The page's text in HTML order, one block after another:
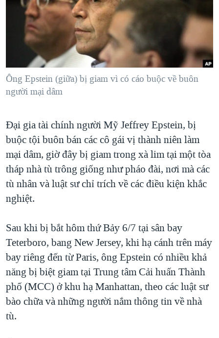
"Tìm"NGƯỜI VIỆT HẢI NGOẠI
ĐỜI SỐNG
KINH TẾ
KHOA HỌC
SỨC KHOẺ
VĂN HOÁ
TẠI
HÀNH TRÌNH BẦU CỬ 2024
MỘT NĂM CHIẾN TRANH TẠI DẢI GAZA
GIẢI MÃ VÀNH ĐAI & CON ĐƯỜNG
TRỊNH VĨNH BÌNH - NGƯỜI HẠ 'BÊN THẮNG CUỘC'
CHI PHÍ CHIẾN TRANH AFGHANISTAN
CÁC GIÁ TRỊ CỘNG HÒA Ở VIỆT NAM
THƯỢNG ĐỈNH TRUMP-KIM TẠI VIỆT NAM
TRỊNH VĨNH BÌNH VS. CHÍNH PHỦ VIỆT NAM
NGƯ DÂN VIỆT VÀ LÀN SÓNG TRỘM HẢI SÂM
QUAN HỆ VIỆT MỸ
VIDEO
NGHE
MẠNG XÃ HỘI
Ngôn ngữ khác
Ông Epstein (giữa) bị giam vì có cáo buộc về buôn
người mại dâm
Đại gia tài chính người Mỹ Jeffrey Epstein, bị
buộc tội buôn bán các cô gái vị thành niên làm
mại dâm, giờ đây bị giam trong xà lim tại một tòa
tháp nhà tù trông giống như pháo đài, nơi mà các
tù nhân và luật sư chỉ trích về các điều kiện khắc
nghiệt.
Sau khi bị bắt hôm thứ Bảy 6/7 tại sân bay
Teterboro, bang New Jersey, khi hạ cánh trên máy
bay riêng đến từ Paris, ông Epstein có nhiều khả
năng bị biệt giam tại Trung tâm Cải huấn Thành
phố (MCC) ở khu hạ Manhattan, theo các luật sư
bào chữa và những người nắm thông tin về nhà
tù.